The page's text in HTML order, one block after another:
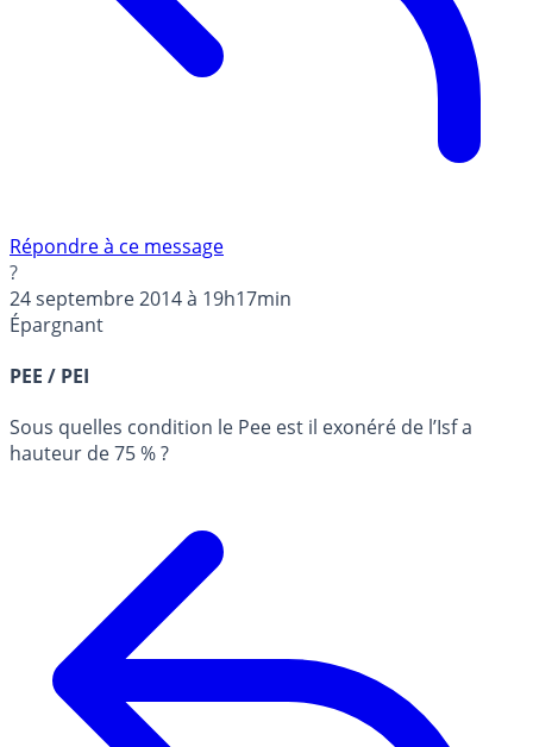
Répondre à ce message
?
24 septembre 2014 à 19h17min
Épargnant
PEE / PEI
Sous quelles condition le Pee est il exonéré de l’Isf a
hauteur de 75 % ?